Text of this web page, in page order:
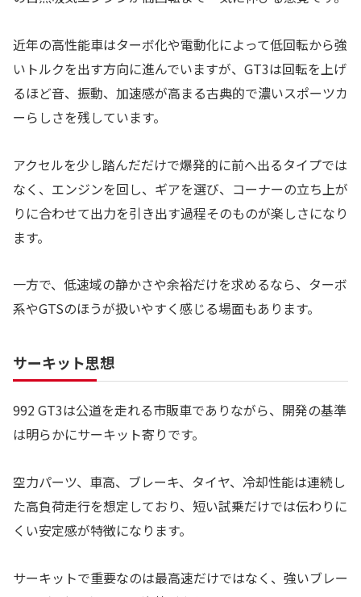
近年の高性能車はターボ化や電動化によって低回転から強
いトルクを出す方向に進んでいますが、GT3は回転を上げ
るほど音、振動、加速感が高まる古典的で濃いスポーツカ
ーらしさを残しています。
アクセルを少し踏んだだけで爆発的に前へ出るタイプでは
なく、エンジンを回し、ギアを選び、コーナーの立ち上が
りに合わせて出力を引き出す過程そのものが楽しさになり
ます。
一方で、低速域の静かさや余裕だけを求めるなら、ターボ
系やGTSのほうが扱いやすく感じる場面もあります。
サーキット思想
992 GT3は公道を走れる市販車でありながら、開発の基準
は明らかにサーキット寄りです。
空力パーツ、車高、ブレーキ、タイヤ、冷却性能は連続し
た高負荷走行を想定しており、短い試乗だけでは伝わりに
くい安定感が特徴になります。
サーキットで重要なのは最高速だけではなく、強いブレー